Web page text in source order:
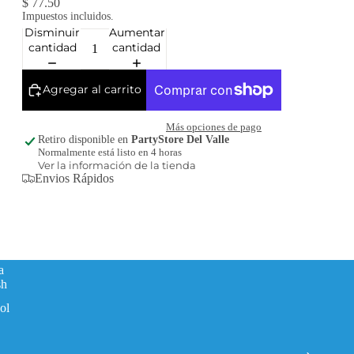
$ 77.50
Impuestos incluidos.
Disminuir
cantidad
Aumentar
cantidad
Agregar al carrito
Más opciones de pago
Retiro disponible en PartyStore Del Valle
Normalmente está listo en 4 horas
Ver la información de la tienda
Envios Rápidos